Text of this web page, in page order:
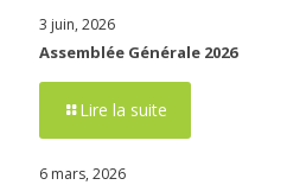
3 juin, 2026
Assemblée Générale 2026
Lire la suite
6 mars, 2026